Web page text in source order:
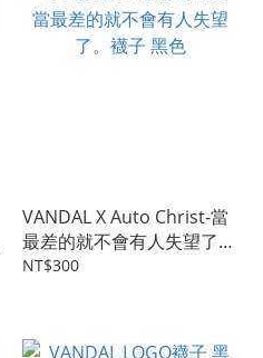
VANDAL X Auto Christ-當
最差的就不會有人失望了。
襪子 黑色
NT$300